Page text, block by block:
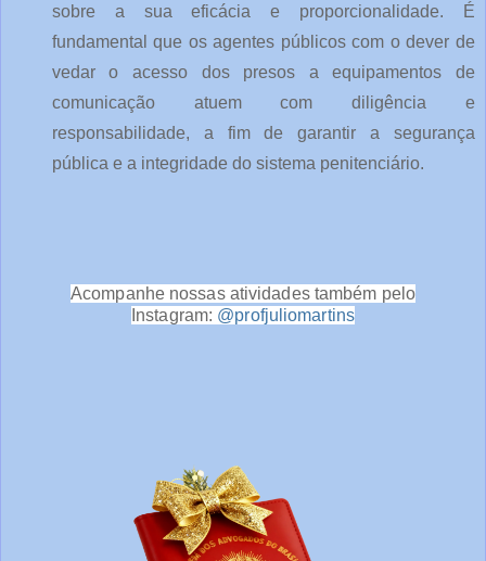
sobre a sua eficácia e proporcionalidade. É
fundamental que os agentes públicos com o dever de
vedar o acesso dos presos a equipamentos de
comunicação atuem com diligência e
responsabilidade, a fim de garantir a segurança
pública e a integridade do sistema penitenciário.
Acompanhe nossas atividades também pelo
Instagram: @profjuliomartins